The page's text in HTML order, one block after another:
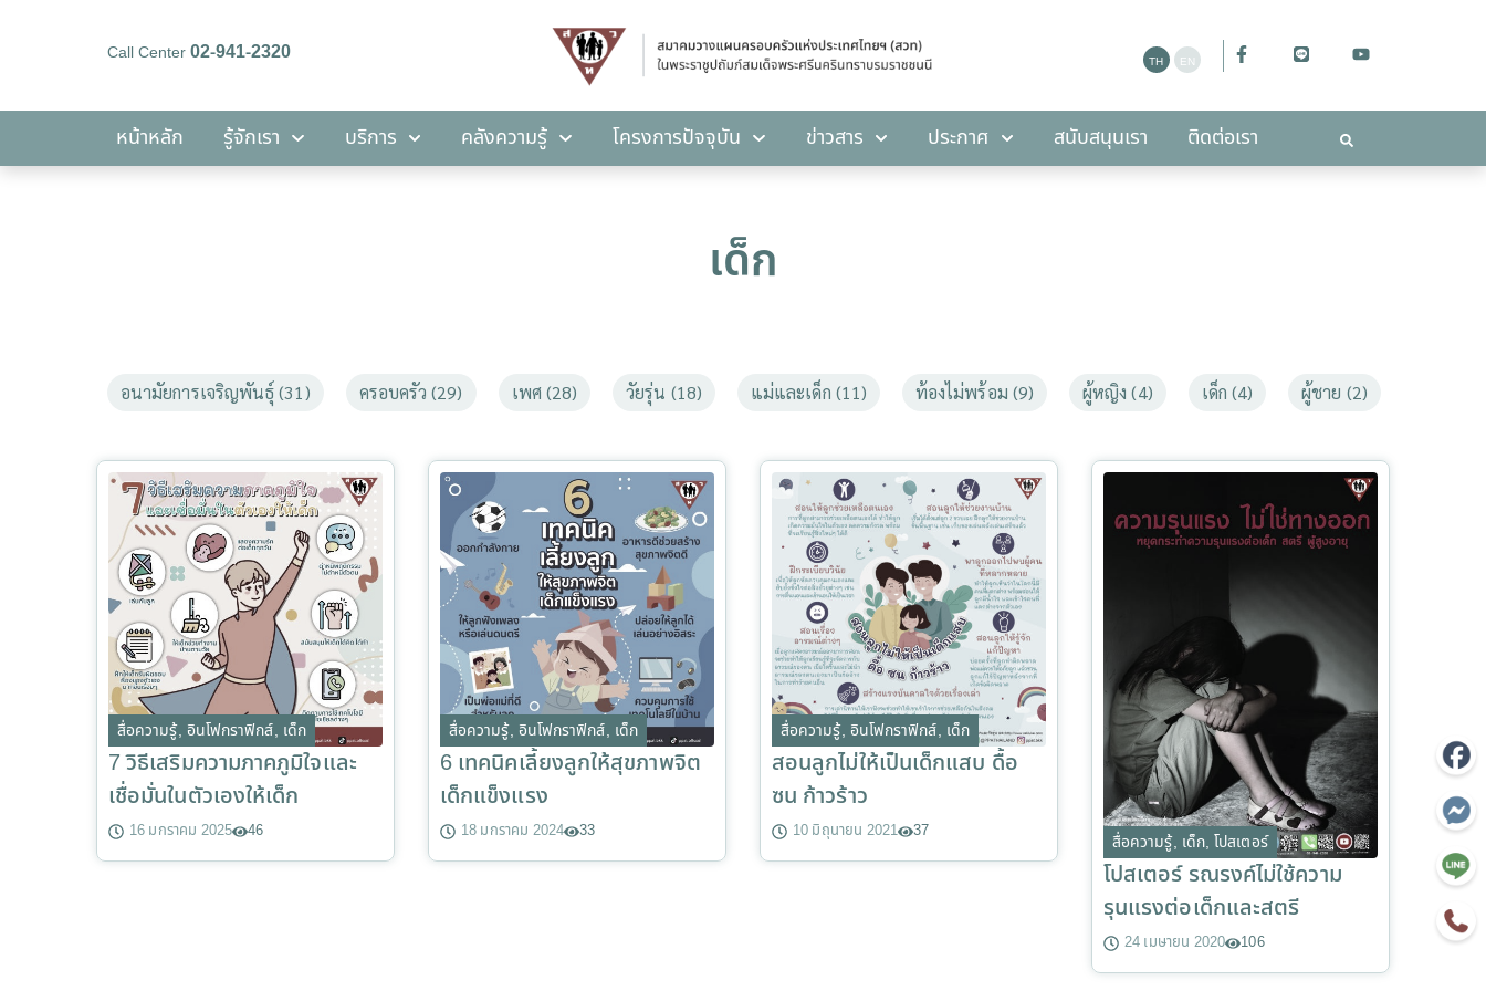
Call Center02-941-2320
หน้าหลัก รู้จักเรา บริการ คลังความรู้ โครงการปัจจุบัน ข่าวสาร ประกาศ สนับสนุนเรา ติดต่อเรา
คลังความรู้ โครงการปัจจุบัน สนับสนุนเรา
เด็ก
อนามัยการเจริญพันธุ์ (31) ครอบครัว (29) เพศ (28) วัยรุ่น (18) แม่และเด็ก (11) ท้องไม่พร้อม (9) ผู้หญิง (4) เด็ก (4) ผู้ชาย (2)
สื่อความรู้, อินโฟกราฟิกส์, เด็ก
7 วิธีเสริมความภาคภูมิใจและ
เชื่อมั่นในตัวเองให้เด็ก
16 มกราคม 2025 46
สื่อความรู้, อินโฟกราฟิกส์, เด็ก
6 เทคนิคเลี้ยงลูกให้สุขภาพจิต
เด็กแข็งแรง
18 มกราคม 2024 33
สื่อความรู้, อินโฟกราฟิกส์, เด็ก
สอนลูกไม่ให้เป็นเด็กแสบ ดื้อ
ซน ก้าวร้าว
10 มิถุนายน 2021 37
สื่อความรู้, เด็ก,โปสเตอร์
โปสเตอร์ รณรงค์ไม่ใช้ความ
รุนแรงต่อเด็กและสตรี
24 เมษายน 2020 106